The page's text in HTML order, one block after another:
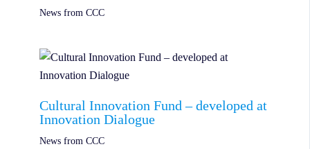
News from CCC
Cultural Innovation Fund – developed at
Innovation Dialogue
News from CCC